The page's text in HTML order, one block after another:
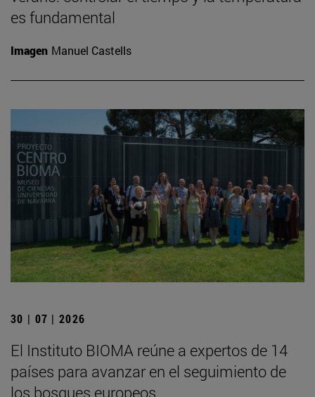
es fundamental
Imagen Manuel Castells
30 | 07 | 2026
El Instituto BIOMA reúne a expertos de 14
países para avanzar en el seguimiento de
los bosques europeos